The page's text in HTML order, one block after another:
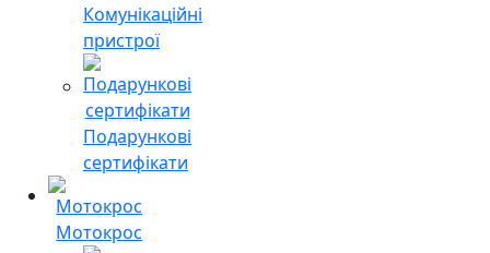
Комунікаційні
пристрої
Подарункові
сертифікати
Мотокрос